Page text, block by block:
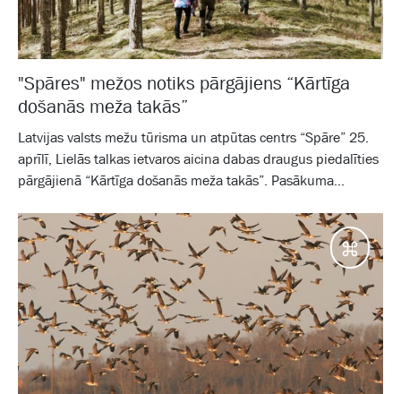
"Spāres" mežos notiks pārgājiens “Kārtīga
došanās meža takās”
Latvijas valsts mežu tūrisma un atpūtas centrs “Spāre” 25.
aprīlī, Lielās talkas ietvaros aicina dabas draugus piedalīties
pārgājienā “Kārtīga došanās meža takās”. Pasākuma...